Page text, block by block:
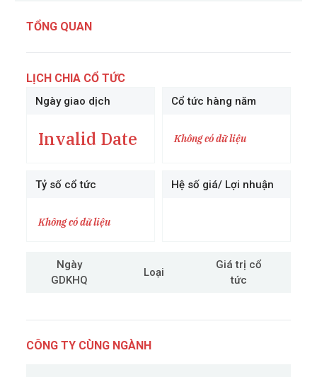
TỔNG QUAN
LỊCH CHIA CỔ TỨC
Ngày giao dịch
Invalid Date
Cổ tức hàng năm
Không có dữ liệu
Tỷ số cổ tức
Không có dữ liệu
Hệ số giá/ Lợi nhuận
Ngày
GDKHQ
Loại
Giá trị cổ
tức
CÔNG TY CÙNG NGÀNH